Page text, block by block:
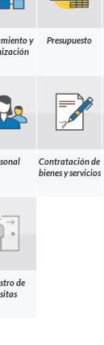
y
Presupuesto
Contratación de
bienes y servicios
de